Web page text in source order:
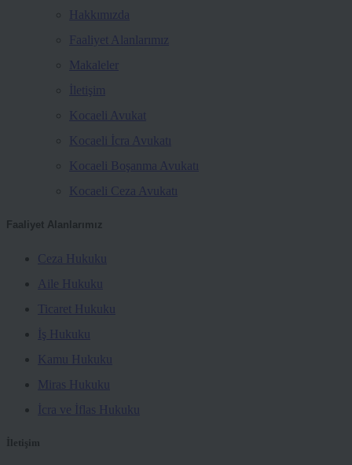
Hakkımızda
Faaliyet Alanlarımız
Makaleler
İletişim
Kocaeli Avukat
Kocaeli İcra Avukatı
Kocaeli Boşanma Avukatı
Kocaeli Ceza Avukatı
Faaliyet Alanlarımız
Ceza Hukuku
Aile Hukuku
Ticaret Hukuku
İş Hukuku
Kamu Hukuku
Miras Hukuku
İcra ve İflas Hukuku
İletişim